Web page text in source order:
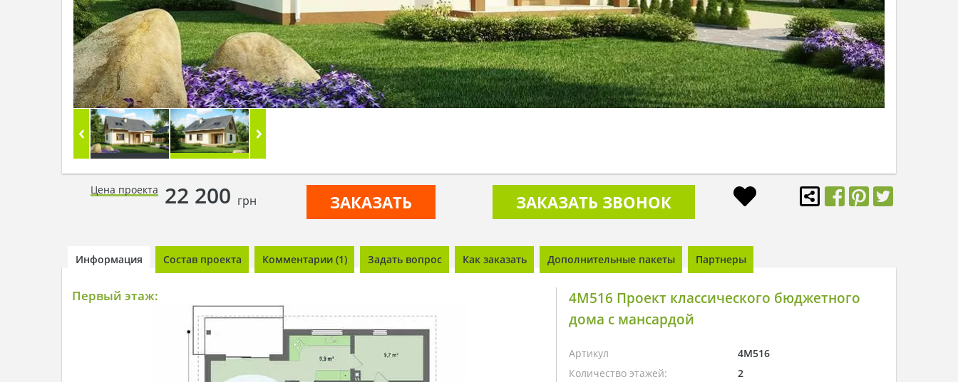
Цена проекта 22 200 грн ЗАКАЗАТЬ ЗАКАЗАТЬ ЗВОНОК
Информация Состав проекта Комментарии (1) Задать вопрос Как заказать Дополнительные пакеты Партнеры
Первый этаж:
4M516 Проект классического бюджетного
дома с мансардой
Артикул
4M516
Количество этажей:
2